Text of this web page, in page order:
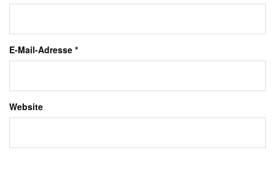
E-Mail-Adresse *
Website